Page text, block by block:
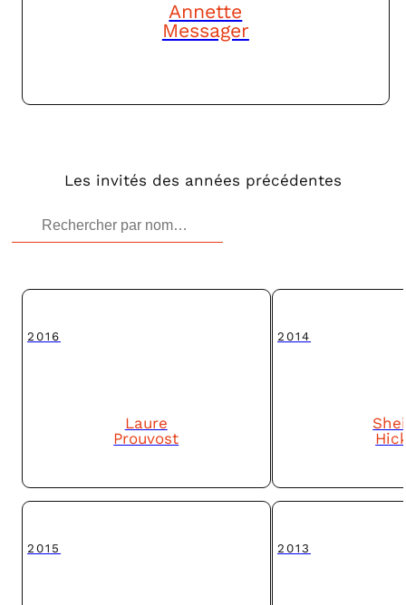
Annette
Messager
Les invités des années précédentes
Search
2016
Laure
Prouvost
2015
2014
2013